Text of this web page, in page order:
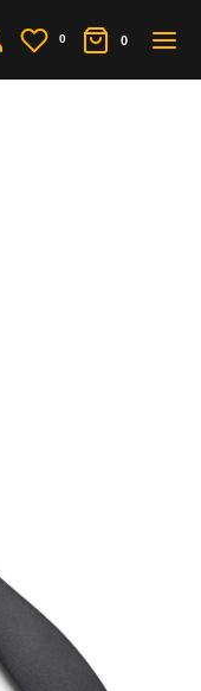
0 0